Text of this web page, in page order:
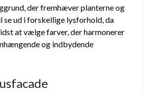
der fremhæver planterne og
se ud i forskellige lysforhold, da
at vælge farver, der harmonerer
og indbydende